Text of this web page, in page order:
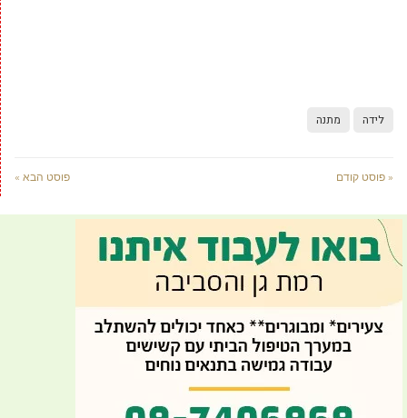
לידה מתנה
« פוסט קודם פוסט הבא »